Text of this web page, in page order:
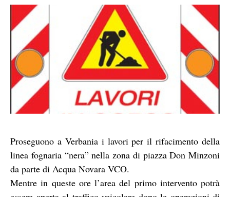
Proseguono a Verbania i lavori per il rifacimento della
linea fognaria “nera” nella zona di piazza Don Minzoni
da parte di Acqua Novara VCO.
Mentre in queste ore l’area del primo intervento potrà